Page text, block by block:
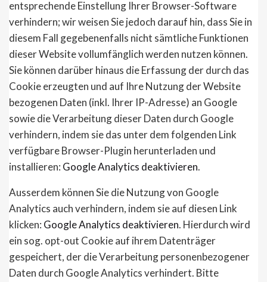
entsprechende Einstellung Ihrer Browser-Software
verhindern; wir weisen Sie jedoch darauf hin, dass Sie in
diesem Fall gegebenenfalls nicht sämtliche Funktionen
dieser Website vollumfänglich werden nutzen können.
Sie können darüber hinaus die Erfassung der durch das
Cookie erzeugten und auf Ihre Nutzung der Website
bezogenen Daten (inkl. Ihrer IP-Adresse) an Google
sowie die Verarbeitung dieser Daten durch Google
verhindern, indem sie das unter dem folgenden Link
verfügbare Browser-Plugin herunterladen und
installieren: Google Analytics deaktivieren.
Ausserdem können Sie die Nutzung von Google
Analytics auch verhindern, indem sie auf diesen Link
klicken: Google Analytics deaktivieren. Hierdurch wird
ein sog. opt-out Cookie auf ihrem Datenträger
gespeichert, der die Verarbeitung personenbezogener
Daten durch Google Analytics verhindert. Bitte